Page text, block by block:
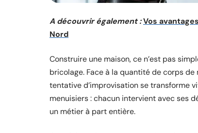
A découvrir également :Vos
Nord
Construire une maison, ce n’est pas
bricolage. Face à la quantité de corps
tentative d’improvisation se transforme
menuisiers : chacun intervient avec ses
un métier à part entière.